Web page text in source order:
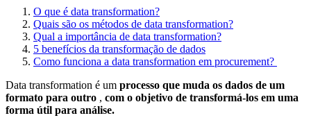
O que é data transformation?
Quais são os métodos de data transformation?
Qual a importância de data transformation?
5 benefícios da transformação de dados
Como funciona a data transformation em procurement?
Data transformation é um processo que muda os dados de um
formato para outro , com o objetivo de transformá-los em uma
forma útil para análise.